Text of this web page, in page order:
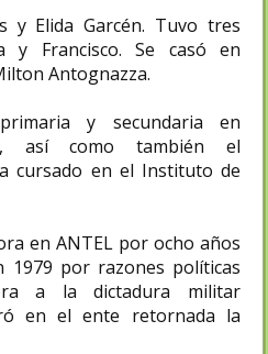
y Elida Garcén. Tuvo tres
y Francisco.​ Se casó en
Antognazza.
y secundaria en
así como también el
cursado en el Instituto de
en ANTEL por ocho años
1979 por razones políticas
a la dictadura militar
en el ente retornada la